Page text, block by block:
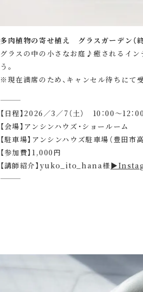
多肉植物の寄せ植え グラスガーデン（終
グラスの中の小さなお庭♪癒されるイン
う。
※現在満席のため、キャンセル待ちにて
⸻
【日程】2026／3／7（土） 10：00～12：
【会場】アンシンハウズ・ショールーム
【駐車場】アンシンハウズ駐車場（豊田市
【参加費】1,000円
【講師紹介】yuko_ito_hana様
⸻